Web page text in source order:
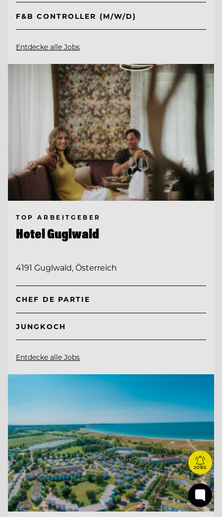
F&B CONTROLLER (M/W/D)
Entdecke alle Jobs
TOP ARBEITGEBER
Hotel Guglwald
4191 Guglwald, Österreich
CHEF DE PARTIE
JUNGKOCH
Entdecke alle Jobs
JOBS